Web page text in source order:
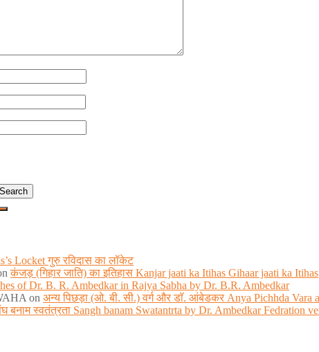
Search
Locket गुरु रविदास का लॉकेट
कंजड़ (गिहार जाति) का इतिहास Kanjar jaati ka Itihas Gihaar jaati ka Itihas
of Dr. B. R. Ambedkar in Rajya Sabha by Dr. B.R. Ambedkar
on अन्य पिछड़ा (ओ. बी. सी.) वर्ग और डॉ. आंबेडकर Anya Pichhda Vara
बनाम स्वतंत्रता Sangh banam Swatantrta by Dr. Ambedkar Fedration